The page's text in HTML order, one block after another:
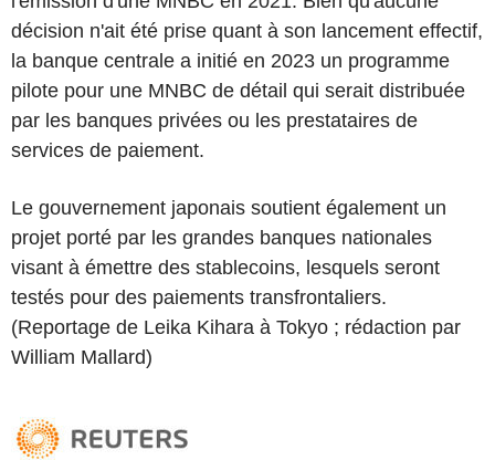
décision n'ait été prise quant à son lancement effectif,
la banque centrale a initié en 2023 un programme
pilote pour une MNBC de détail qui serait distribuée
par les banques privées ou les prestataires de
services de paiement.
Le gouvernement japonais soutient également un
projet porté par les grandes banques nationales
visant à émettre des stablecoins, lesquels seront
testés pour des paiements transfrontaliers.
(Reportage de Leika Kihara à Tokyo ; rédaction par
William Mallard)